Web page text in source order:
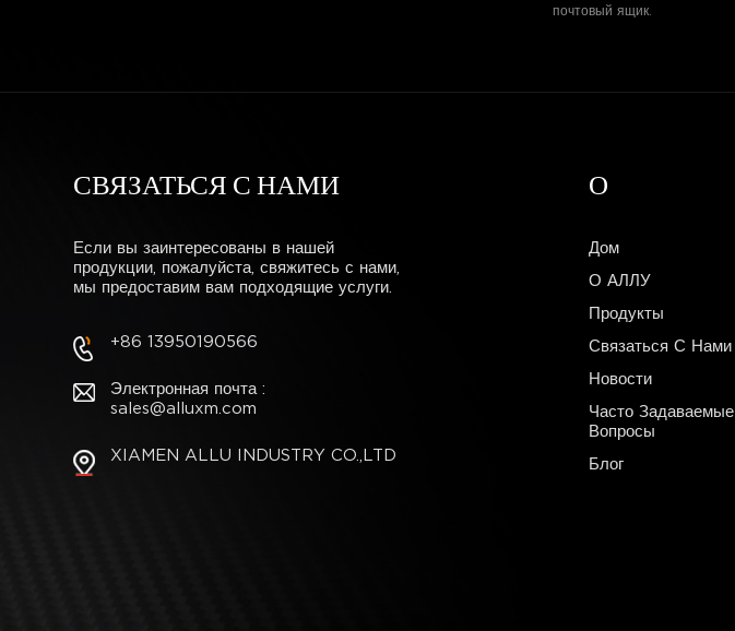
почтовый ящик.
СВЯЗАТЬСЯ С НАМИ
Если вы заинтересованы в нашей
продукции, пожалуйста, свяжитесь с нами,
мы предоставим вам подходящие услуги.
+86 13950190566
Электронная почта :
sales@alluxm.com
XIAMEN ALLU INDUSTRY CO.,LTD
О
Дом
О АЛЛУ
Продукты
Связаться С Нами
Новости
Часто Задаваемые
Вопросы
Блог